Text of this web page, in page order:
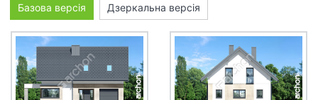
Базова версія Дзеркальна версія